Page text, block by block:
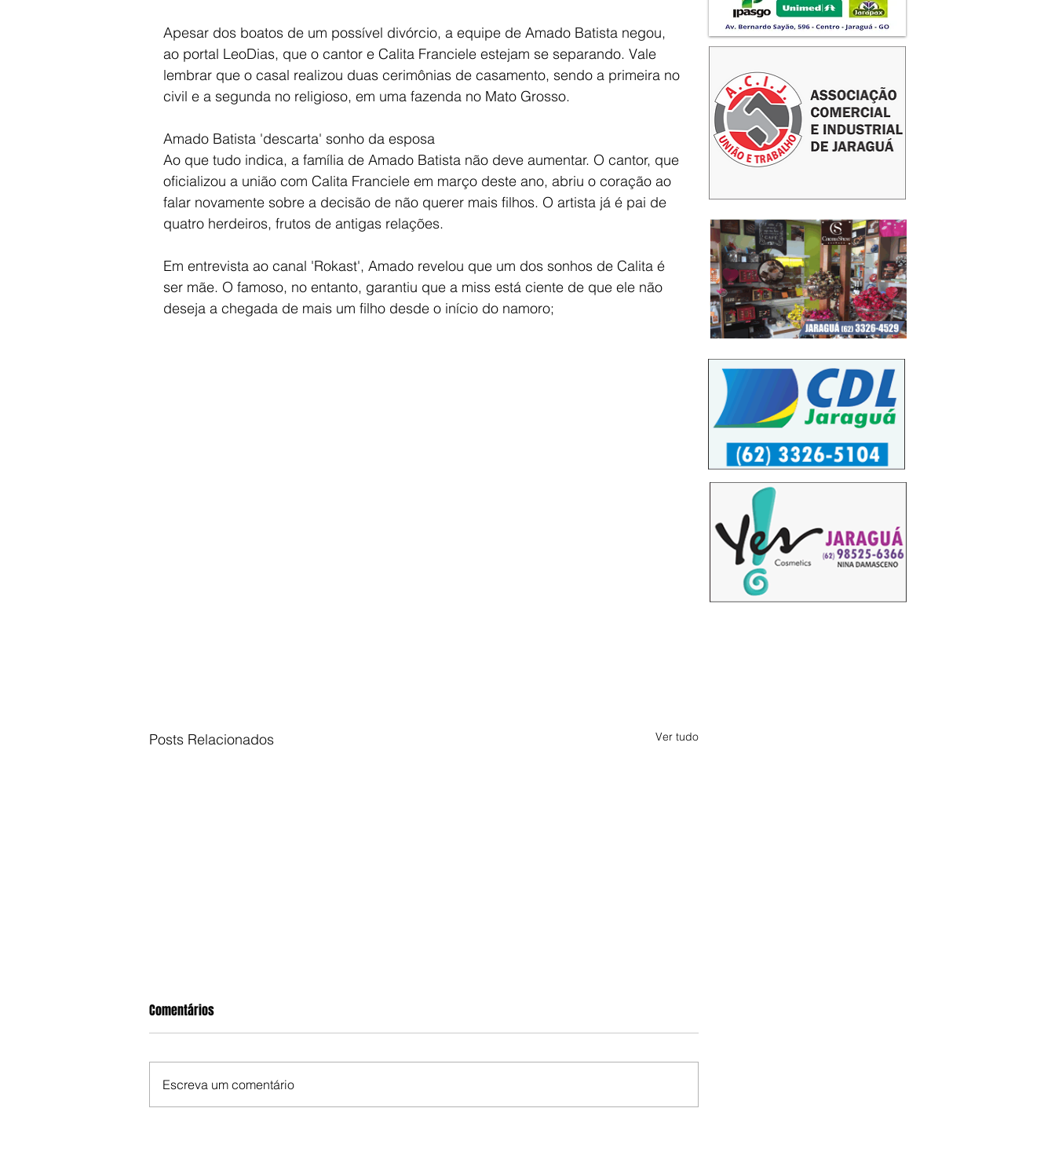
Apesar dos boatos de um possível divórcio, a equipe de Amado Batista negou,
ao portal LeoDias, que o cantor e Calita Franciele estejam se separando. Vale
lembrar que o casal realizou duas cerimônias de casamento, sendo a primeira no
civil e a segunda no religioso, em uma fazenda no Mato Grosso.
Amado Batista 'descarta' sonho da esposa
Ao que tudo indica, a família de Amado Batista não deve aumentar. O cantor, que
oficializou a união com Calita Franciele em março deste ano, abriu o coração ao
falar novamente sobre a decisão de não querer mais filhos. O artista já é pai de
quatro herdeiros, frutos de antigas relações.
Em entrevista ao canal 'Rokast', Amado revelou que um dos sonhos de Calita é
ser mãe. O famoso, no entanto, garantiu que a miss está ciente de que ele não
deseja a chegada de mais um filho desde o início do namoro;
Posts Relacionados Ver tudo
Comentários
Escreva um comentário